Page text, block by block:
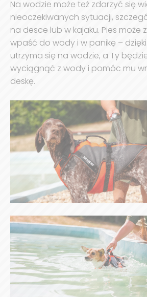
Na wodzie może też zdarzyć się
nieoczekiwanych sytuacji,
na desce lub w kajaku. Pies może
wpaść do wody i w panikę –
utrzyma się na wodzie, a Ty
wyciągnąć z wody i pomóc mu
deskę.